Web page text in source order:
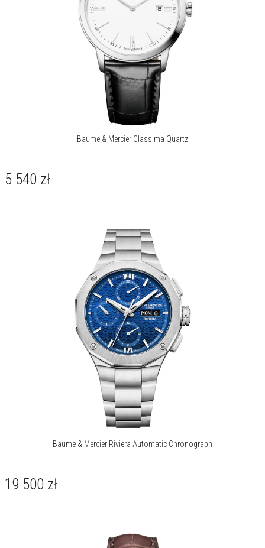
Baume & Mercier Classima Quartz
5 540 zł
Baume & Mercier Riviera Automatic Chronograph
19 500 zł